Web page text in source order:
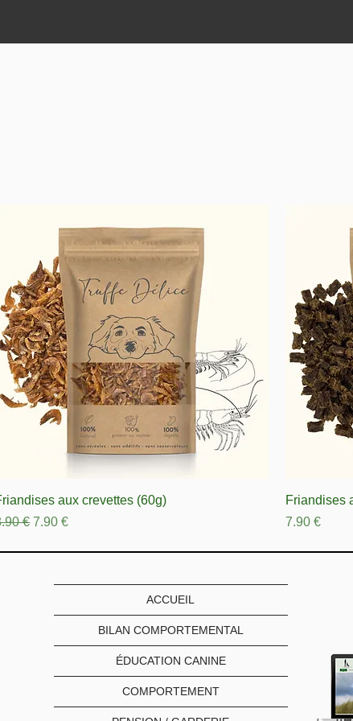
aux crevettes (60g)
original
€ Prix promotionnel
7.90 €
Friandises
Prix
7.90 €
ACCUEIL
BILAN COMPORTEMENTAL
ÉDUCATION CANINE
COMPORTEMENT